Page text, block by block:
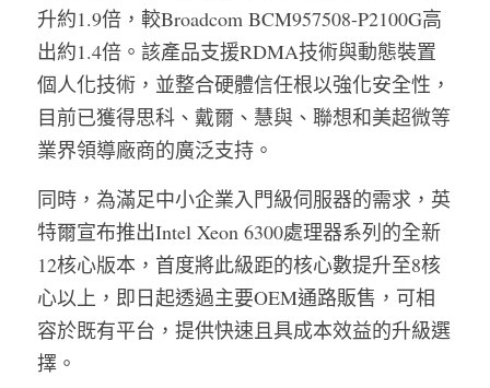
升約1.9倍，較Broadcom BCM957508-P2100G高
出約1.4倍。該產品支援RDMA技術與動態裝置
個人化技術，並整合硬體信任根以強化安全性，
目前已獲得思科、戴爾、慧與、聯想和美超微等
業界領導廠商的廣泛支持。
同時，為滿足中小企業入門級伺服器的需求，英
特爾宣布推出Intel Xeon 6300處理器系列的全新
12核心版本，首度將此級距的核心數提升至8核
心以上，即日起透過主要OEM通路販售，可相
容於既有平台，提供快速且具成本效益的升級選
擇。